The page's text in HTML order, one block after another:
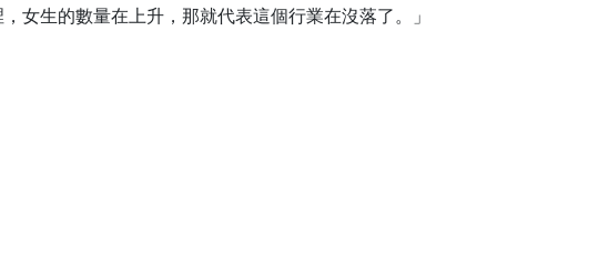
，女生的數量在上升，那就代表這個行業在沒落了。」